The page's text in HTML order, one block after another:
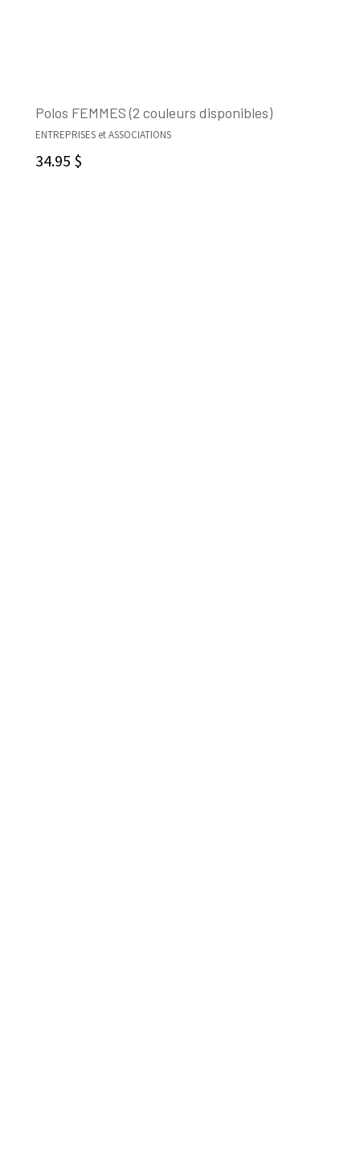
Polos FEMMES (2 couleurs disponibles)
ENTREPRISES et ASSOCIATIONS
34.95 $